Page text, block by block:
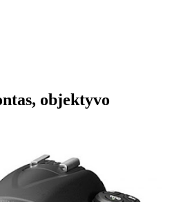
objektyvo